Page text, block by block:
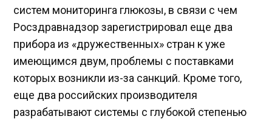
систем мониторинга глюкозы, в связи с чем
Росздравнадзор зарегистрировал еще два
прибора из «дружественных» стран к уже
имеющимся двум, проблемы с поставками
которых возникли из-за санкций. Кроме того,
еще два российских производителя
разрабатывают системы с глубокой степенью